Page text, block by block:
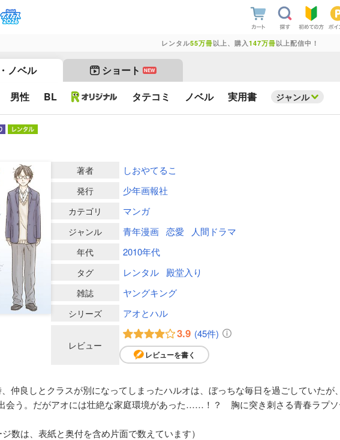
レンタル55万冊以上、購入 147万冊以上配信中！
ノベル ショート NEW
男性 BL タテコミ ノベル 実用書 ジャンル
著者 しおやてるこ
発行 少年画報社
カテゴリ マンガ
ジャンル 青年漫画 恋愛 人間ドラマ
年代 2010年代
タグ レンタル 殿堂入り
雑誌 ヤングキング
シリーズ アオとハル
レビュー
3.9 (45件)
レビューを書く
仲良しとクラスが別になってしまったハルオは、ぼっちな毎日を過ごしていた
会う。だがアオには壮絶な家庭環境があった……！？ 胸に突き刺さる青春ラプソ
ジ数は、表紙と奥付を含め片面で数えています）